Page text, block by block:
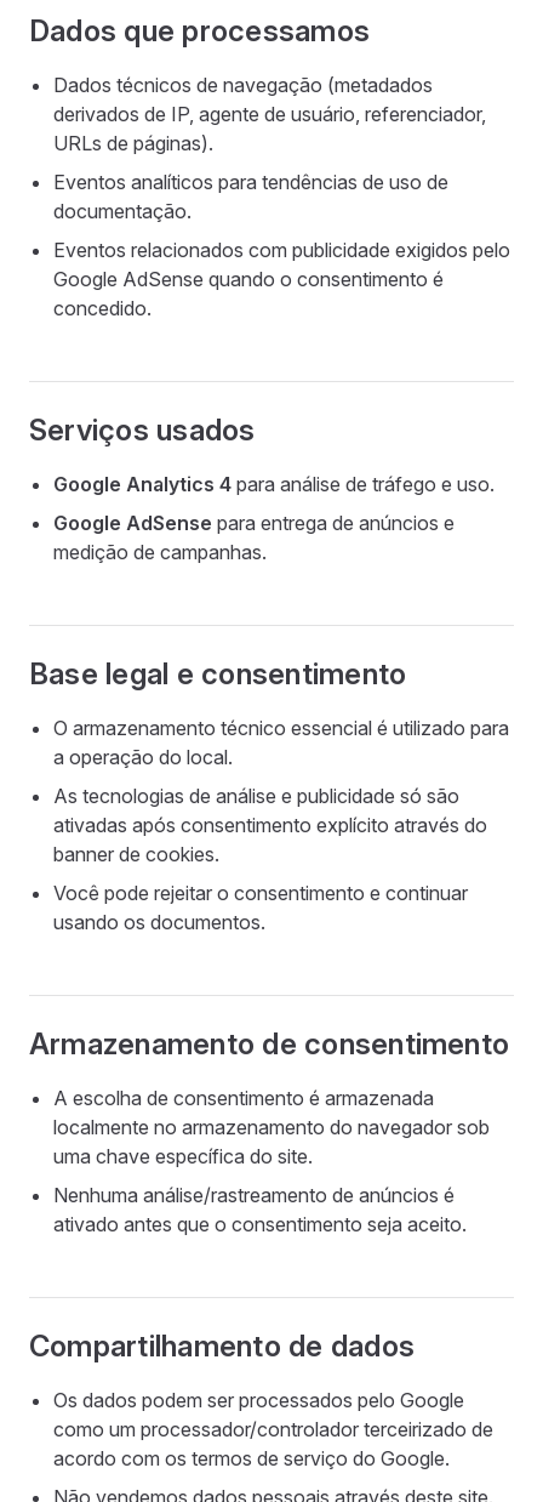
Dados que processamos
Dados técnicos de navegação (metadados
derivados de IP, agente de usuário, referenciador,
URLs de páginas).
Eventos analíticos para tendências de uso de
documentação.
Eventos relacionados com publicidade exigidos pelo
Google AdSense quando o consentimento é
concedido.
Serviços usados
Google Analytics 4 para análise de tráfego e uso.
Google AdSense para entrega de anúncios e
medição de campanhas.
Base legal e consentimento
O armazenamento técnico essencial é utilizado para
a operação do local.
As tecnologias de análise e publicidade só são
ativadas após consentimento explícito através do
banner de cookies.
Você pode rejeitar o consentimento e continuar
usando os documentos.
Armazenamento de consentimento
A escolha de consentimento é armazenada
localmente no armazenamento do navegador sob
uma chave específica do site.
Nenhuma análise/rastreamento de anúncios é
ativado antes que o consentimento seja aceito.
Compartilhamento de dados
Os dados podem ser processados pelo Google
como um processador/controlador terceirizado de
acordo com os termos de serviço do Google.
Não vendemos dados pessoais através deste site.